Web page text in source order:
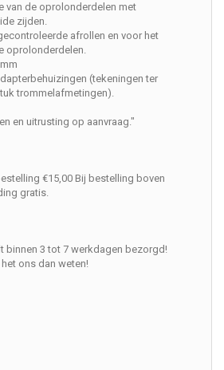
van de oprolonderdelen met
zijden.
afrollen en voor het
oprolonderdelen.
(tekeningen ter
trommelafmetingen).
en uitrusting op aanvraag."
€15,00 Bij bestelling boven
gratis.
binnen 3 tot 7 werkdagen bezorgd!
ons dan weten!